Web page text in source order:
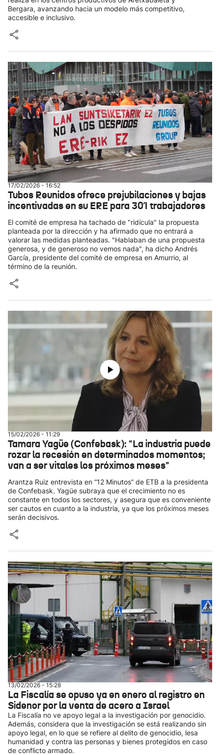
Bergara, avanzando hacia un modelo más competitivo,
accesible e inclusivo.
17/02/2026 - 16:52
Tubos Reunidos ofrece prejubilaciones y bajas
incentivadas en su ERE para 301 trabajadores
El comité de empresa ha tachado de "ridícula" la propuesta
planteada por la dirección y ha afirmado que no entrará a
valorar las medidas planteadas. "Hablaban de una propuesta
generosa, y de generoso no vemos nada", ha dicho Andrés
García, presidente del comité de empresa en Amurrio, al
término de la reunión.
15/02/2026 - 11:29
Tamara Yagüe (Confebask): "La industria puede
rozar la recesión en determinados momentos;
van a ser vitales los próximos meses"
Arantza Ruiz entrevista en “12 Minutos” de ETB a la presidenta
de Confebask. Yagüe subraya que el crecimiento no es
constante en todos los sectores, y asegura que es conveniente
ser cautos en cuanto a la industria, ya que los próximos meses
serán decisivos.
13/02/2026 - 15:28
La Fiscalía se opuso ya en enero al registro en
Sidenor por la venta de acero a Israel
La Fiscalía no ve apoyo legal a la investigación por genocidio.
Además, considera que la investigación se está realizando sin
apoyo legal, en lo que se refiere al delito de genocidio, lesa
humanidad y contra las personas y bienes protegidos en caso
de conflicto armado.